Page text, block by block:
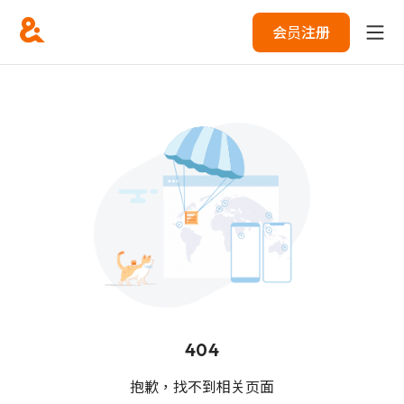
会员注册
404
抱歉，找不到相关页面